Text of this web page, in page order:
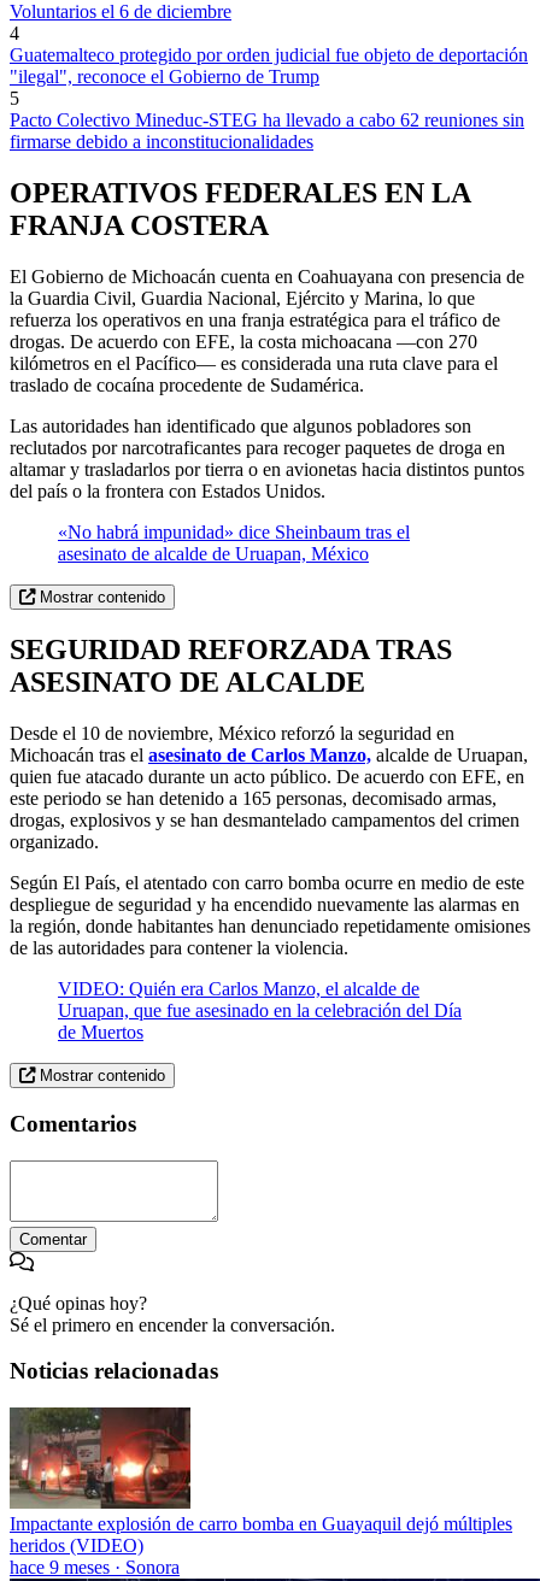
Voluntarios el 6 de diciembre
4
Guatemalteco protegido por orden judicial fue objeto de deportación
"ilegal", reconoce el Gobierno de Trump
5
Pacto Colectivo Mineduc-STEG ha llevado a cabo 62 reuniones sin
firmarse debido a inconstitucionalidades
OPERATIVOS FEDERALES EN LA
FRANJA COSTERA
El Gobierno de Michoacán cuenta en Coahuayana con presencia de
la Guardia Civil, Guardia Nacional, Ejército y Marina, lo que
refuerza los operativos en una franja estratégica para el tráfico de
drogas. De acuerdo con EFE, la costa michoacana —con 270
kilómetros en el Pacífico— es considerada una ruta clave para el
traslado de cocaína procedente de Sudamérica.
Las autoridades han identificado que algunos pobladores son
reclutados por narcotraficantes para recoger paquetes de droga en
altamar y trasladarlos por tierra o en avionetas hacia distintos puntos
del país o la frontera con Estados Unidos.
«No habrá impunidad» dice Sheinbaum tras el
asesinato de alcalde de Uruapan, México
Mostrar contenido
SEGURIDAD REFORZADA TRAS
ASESINATO DE ALCALDE
Desde el 10 de noviembre, México reforzó la seguridad en
Michoacán tras el asesinato de Carlos Manzo, alcalde de Uruapan,
quien fue atacado durante un acto público. De acuerdo con EFE, en
este periodo se han detenido a 165 personas, decomisado armas,
drogas, explosivos y se han desmantelado campamentos del crimen
organizado.
Según El País, el atentado con carro bomba ocurre en medio de este
despliegue de seguridad y ha encendido nuevamente las alarmas en
la región, donde habitantes han denunciado repetidamente omisiones
de las autoridades para contener la violencia.
VIDEO: Quién era Carlos Manzo, el alcalde de
Uruapan, que fue asesinado en la celebración del Día
de Muertos
Mostrar contenido
Comentarios
Comentar
¿Qué opinas hoy?
Sé el primero en encender la conversación.
Noticias relacionadas
Impactante explosión de carro bomba en Guayaquil dejó múltiples
heridos (VIDEO)
hace 9 meses · Sonora